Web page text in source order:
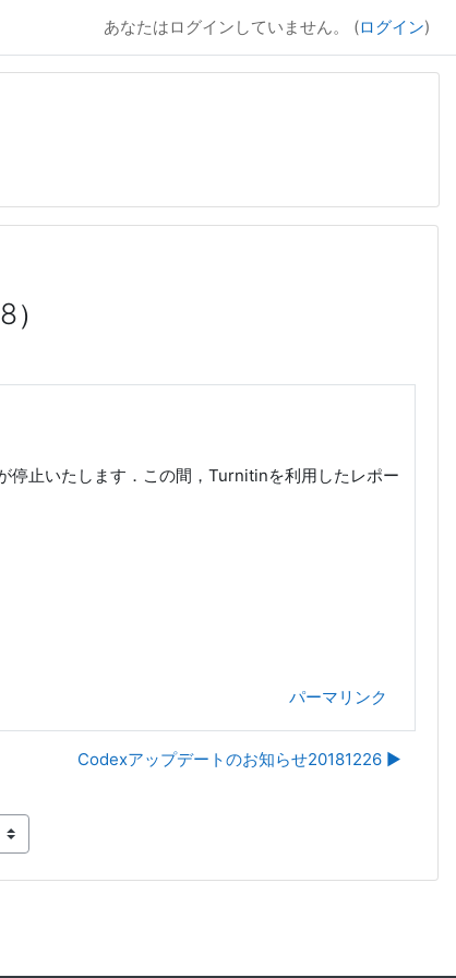
あなたはログインしていません。 (ログイン)
止いたします．この間，Turnitinを利用したレポー
パーマリンク
Codexアップデートのお知らせ20181226 ▶︎